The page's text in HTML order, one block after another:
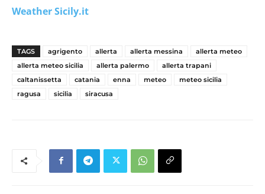
Weather Sicily.it
TAGS agrigento allerta allerta messina
allerta meteo
allerta meteo sicilia
allerta palermo
allerta trapani
caltanissetta
catania enna meteo
meteo sicilia
ragusa
sicilia siracusa